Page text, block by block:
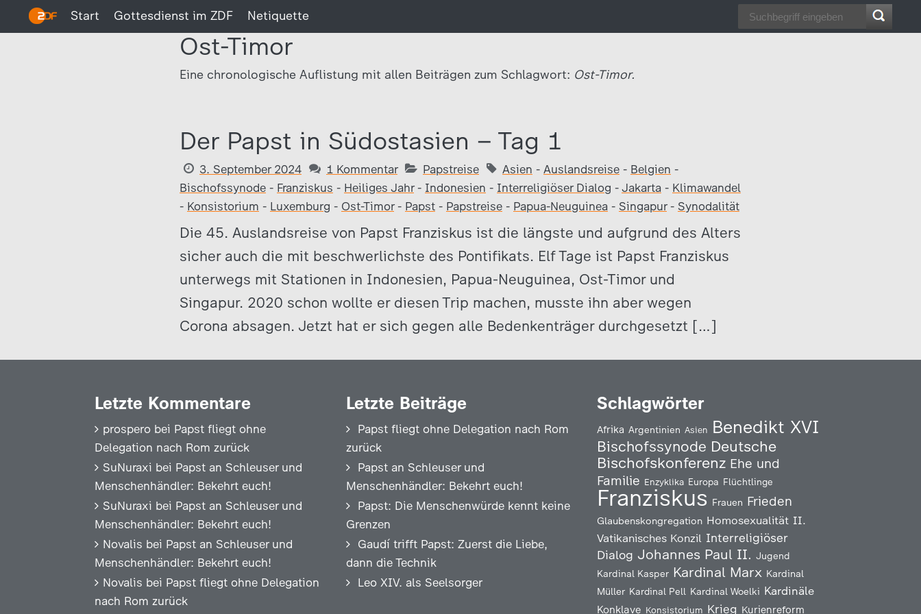
Start Gottesdienst im ZDF Netiquette
Ost-Timor
Eine chronologische Auflistung mit allen Beiträgen zum Schlagwort: Ost-Timor.
Der Papst in Südostasien – Tag 1
3. September 2024 1 Kommentar Papstreise Asien - Auslandsreise - Belgien -
Bischofssynode - Franziskus - Heiliges Jahr- Indonesien - Interreligiöser Dialog - Jakarta - Klimawandel
- Konsistorium - Luxemburg - Ost-Timor- Papst - Papstreise - Papua-Neuguinea - Singapur- Synodalität
Die 45. Auslandsreise von Papst Franziskus ist die längste und aufgrund des Alters
sicher auch die mit beschwerlichste des Pontifikats. Elf Tage ist Papst Franziskus
unterwegs mit Stationen in Indonesien, Papua-Neuguinea, Ost-Timor und
Singapur. 2020 schon wollte er diesen Trip machen, musste ihn aber wegen
Corona absagen. Jetzt hat er sich gegen alle Bedenkenträger durchgesetzt […]
Letzte Kommentare
prospero bei Papst fliegt ohne
Delegation nach Rom zurück
SuNuraxi bei Papst an Schleuser und
Menschenhändler: Bekehrt euch!
SuNuraxi bei Papst an Schleuser und
Menschenhändler: Bekehrt euch!
Novalis bei Papst an Schleuser und
Menschenhändler: Bekehrt euch!
Novalis bei Papst fliegt ohne Delegation
nach Rom zurück
Letzte Beiträge
Papst fliegt ohne Delegation nach Rom
zurück
Papst an Schleuser und
Menschenhändler: Bekehrt euch!
Papst: Die Menschenwürde kennt keine
Grenzen
Gaudí trifft Papst: Zuerst die Liebe,
dann die Technik
Leo XIV. als Seelsorger
Schlagwörter
Afrika Argentinien Asien Benedikt XVI
Bischofssynode Deutsche
Bischofskonferenz Ehe und
Familie Enzyklika Europa Flüchtlinge
Franziskus Frauen Frieden
Glaubenskongregation Homosexualität II.
Vatikanisches Konzil Interreligiöser
Dialog Johannes Paul II. Jugend
Kardinal Kasper Kardinal Marx Kardinal
Müller Kardinal Pell Kardinal Woelki Kardinäle
Konklave Konsistorium Krieg Kurienreform